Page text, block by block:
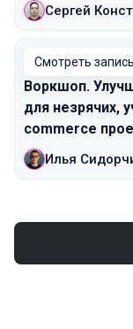
Сергей
Смотреть запись
Воркшоп.
для незрячих,
commerce
Илья